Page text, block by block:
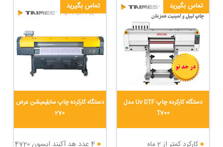
تماس بگیرید
دستگاه کارکرده چاپ سابلیمیشن عرض
270
4 عدد هد آکبند اپسون 4720
تماس بگیرید
دستگاه کارکرده چاپ Uv DTF مدل
T700
کارکرد کمتر از 2 ماه